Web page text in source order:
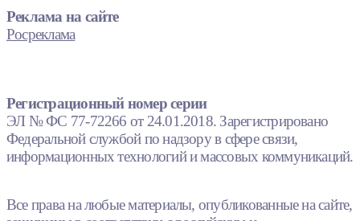
Реклама на сайте
Росреклама
Регистрационный номер серии
ЭЛ № ФС 77-72266 от 24.01.2018. Зарегистрировано
Федеральной службой по надзору в сфере связи,
информационных технологий и массовых коммуникаций.
Все права на любые материалы, опубликованные на сайте,